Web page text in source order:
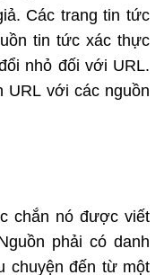
Các trang tin tức
tin tức xác thực
nhỏ đối với URL.
URL với các nguồn
chắn nó được viết
phải có danh
chuyện đến từ một